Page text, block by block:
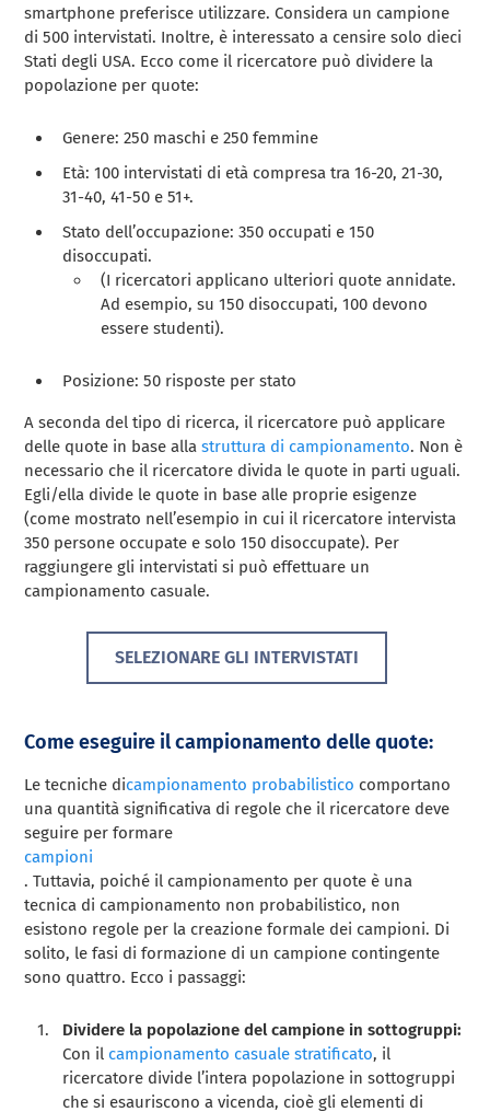
smartphone preferisce utilizzare. Considera un campione
di 500 intervistati. Inoltre, è interessato a censire solo dieci
Stati degli USA. Ecco come il ricercatore può dividere la
popolazione per quote:
Genere: 250 maschi e 250 femmine
Età: 100 intervistati di età compresa tra 16-20, 21-30,
31-40, 41-50 e 51+.
Stato dell’occupazione: 350 occupati e 150
disoccupati.
(I ricercatori applicano ulteriori quote annidate.
Ad esempio, su 150 disoccupati, 100 devono
essere studenti).
Posizione: 50 risposte per stato
A seconda del tipo di ricerca, il ricercatore può applicare
delle quote in base allastruttura di campionamento. Non è
necessario che il ricercatore divida le quote in parti uguali.
Egli/ella divide le quote in base alle proprie esigenze
(come mostrato nell’esempio in cui il ricercatore intervista
350 persone occupate e solo 150 disoccupate). Per
raggiungere gli intervistati si può effettuare un
campionamento casuale.
SELEZIONARE GLI INTERVISTATI
Come eseguire il campionamento delle quote:
Le tecniche dicampionamento probabilistico comportano
una quantità significativa di regole che il ricercatore deve
seguire per formare
campioni
. Tuttavia, poiché il campionamento per quote è una
tecnica di campionamento non probabilistico, non
esistono regole per la creazione formale dei campioni. Di
solito, le fasi di formazione di un campione contingente
sono quattro. Ecco i passaggi:
Dividere la popolazione del campione in sottogruppi:
Con il campionamento casuale stratificato, il
ricercatore divide l’intera popolazione in sottogruppi
che si esauriscono a vicenda, cioè gli elementi di